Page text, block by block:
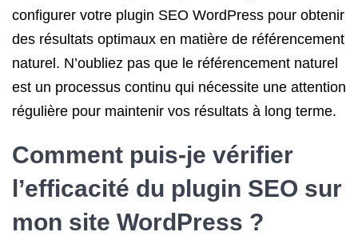
configurer votre plugin SEO WordPress pour obtenir
des résultats optimaux en matière de référencement
naturel. N’oubliez pas que le référencement naturel
est un processus continu qui nécessite une attention
régulière pour maintenir vos résultats à long terme.
Comment puis-je vérifier
l’efficacité du plugin SEO sur
mon site WordPress ?